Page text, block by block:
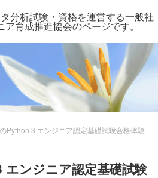
分析試験・資格を運営する一般社
ア育成推進協会のページです。
Python 3 エンジニア認定基礎試験合格体験
ンジニア認定基礎試験